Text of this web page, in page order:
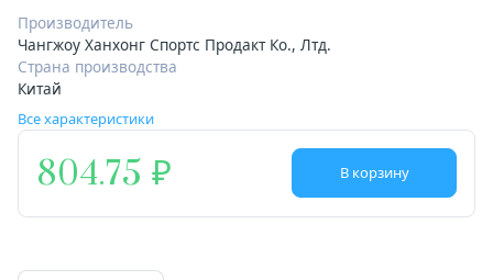
Производитель
Чангжоу Ханхонг Спортс Продакт Ко., Лтд.
Страна производства
Китай
Все характеристики
804.75 В корзину